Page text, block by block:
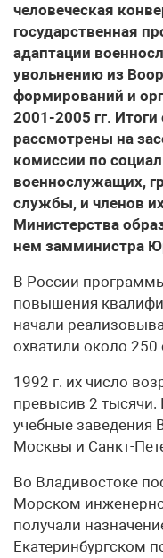
человеческая
государственная
адаптации
увольнению из
формирований и
2001-2005 гг.
рассмотрены на
комиссии по
военнослужащих,
службы, и членов
Министерства
нем замминистра
В России
повышения
начали
охватили около
1992 г. их число
превысив 2 тысячи.
учебные заведения
Москвы и Санкт-
Во Владивостоке
Морском
получали
Екатеринбургском